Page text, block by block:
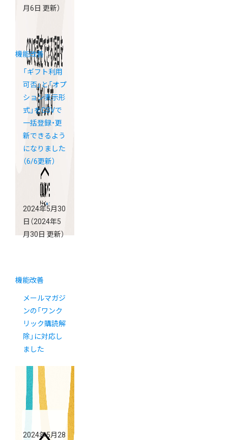
月6日 更新）
機能改善
「ギフト利用
可否」と「オプ
ション表示形
式」をCSVで
一括登録・更
新できるよう
になりました
（6/6更新）
2024年5月30
日 （2024年5
月30日 更新）
機能改善
メールマガジ
ンの「ワンク
リック購読解
除」に対応し
ました
2024年5月28